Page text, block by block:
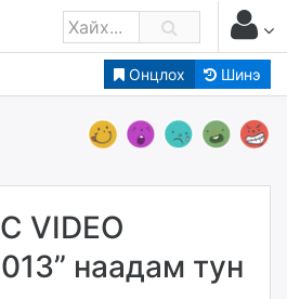
Онцлох Шинэ
VIDEO
наадам тун